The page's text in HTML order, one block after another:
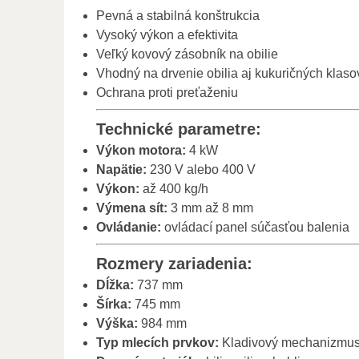
Pevná a stabilná konštrukcia
Vysoký výkon a efektivita
Veľký kovový zásobník na obilie
Vhodný na drvenie obilia aj kukuričných
Ochrana proti preťaženiu
Technické parametre:
Výkon motora: 4 kW
Napätie: 230 V alebo 400 V
Výkon: až 400 kg/h
Výmena sít: 3 mm až 8 mm
Ovládanie: ovládací panel súčasťou balenia
Rozmery zariadenia:
Dĺžka: 737 mm
Šírka: 745 mm
Výška: 984 mm
Typ mlecích prvkov: Kladivový